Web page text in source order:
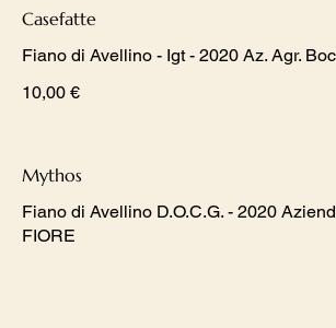
Casefatte
Fiano di Avellino - Igt - 2020 Az. Agr.
10,00 €
Mythos
Fiano di Avellino D.O.C.G. - 2020
FIORE